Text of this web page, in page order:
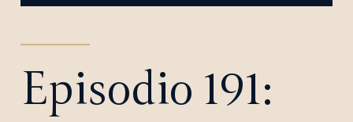
Episodio 191: